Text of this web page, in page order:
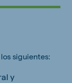
siguientes:
y